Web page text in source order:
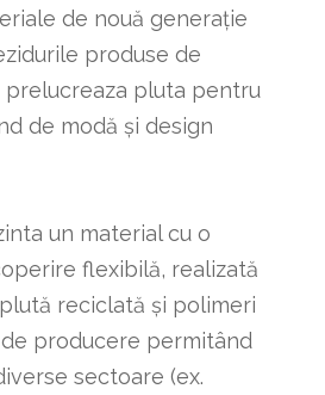
de nouă generație
produse de
pluta pentru
de modă și design
un material cu o
flexibilă, realizată
reciclată și polimeri
producere permitând
sectoare (ex.